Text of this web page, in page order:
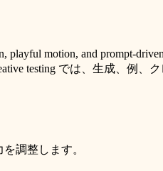
motion, and prompt-
testing では、生成、例
調整します。